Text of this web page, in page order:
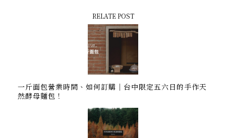
RELATE POST
一斤面包營業時間、如何訂購｜台中限定五六日的手作天
然酵母麵包！